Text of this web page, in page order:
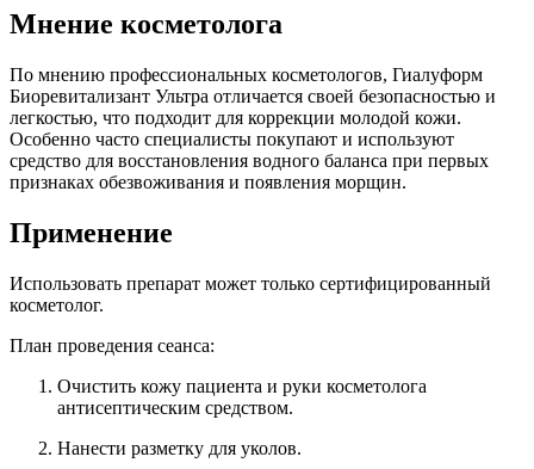
Мнение косметолога
По мнению профессиональных косметологов, Гиалуформ
Биоревитализант Ультра отличается своей безопасностью и
легкостью, что подходит для коррекции молодой кожи.
Особенно часто специалисты покупают и используют
средство для восстановления водного баланса при первых
признаках обезвоживания и появления морщин.
Применение
Использовать препарат может только сертифицированный
косметолог.
План проведения сеанса:
Очистить кожу пациента и руки косметолога
антисептическим средством.
Нанести разметку для уколов.